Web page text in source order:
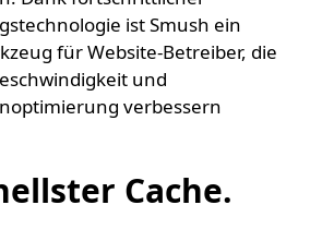
ist Smush ein
für Website-Betreiber, die
und
verbessern
Cache.